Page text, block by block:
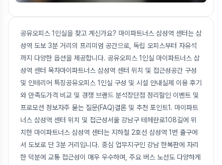
공유오피스 1인실을 찾고 계신가요? 마이파트너스 삼성역 센터는 삼
성역 도보 3분 거리의 프리미엄 공간으로, 독립 오피스부터 자유석
까지 다양한 옵션을 제공합니다. 공유오피스 1인실 마이파트너스 삼
성역 센터 목차마이파트너스 삼성역 센터 위치 및 접근성공간 구성
및 인테리어 특징공유오피스 1인실 구성 및 시설 안내실제 이용 후기
와 만족도가격 비교 및 경쟁 브랜드 분석장단점 정리할인 이벤트 및
프로모션 정보자주 묻는 질문(FAQ)결론 및 추천 포인트1. 마이파트
너스 삼성역 센터 위치 및 접근성서울 강남구 테헤란로108길에 위
치한 마이파트너스 삼성역 센터는 지하철 2호선 삼성역 1번 출구에
서 도보로 단 3분 거리입니다. 중심 업무지구인 강남 한복판에 자리
한 덕분에 교통 접근성이 매우 우수하며, 주요 버스 노선도 다양하게